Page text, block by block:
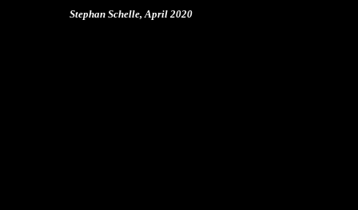
Stephan Schelle, April 2020